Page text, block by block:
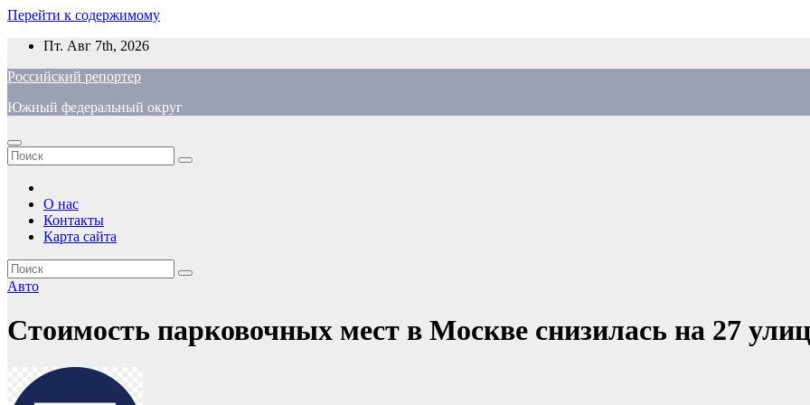
Перейти к содержимому
Пт. Авг 7th, 2026
Российский репортер
Южный федеральный округ
О нас
Контакты
Карта сайта
Авто
Стоимость парковочных мест в Москве снизилась на 27